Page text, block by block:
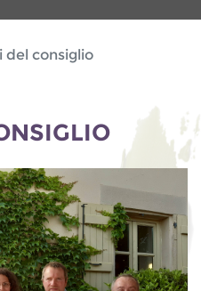
del consiglio